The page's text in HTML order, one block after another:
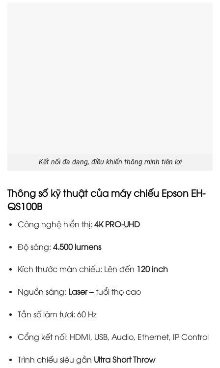
Kết nối đa dạng, điều khiển thông minh tiện lợi
Thông số kỹ thuật của máy chiếu Epson EH-
QS100B
Công nghệ hiển thị: 4K PRO-UHD
Độ sáng: 4.500 lumens
Kích thước màn chiếu: Lên đến 120 inch
Nguồn sáng: Laser– tuổi thọ cao
Tần số làm tươi: 60 Hz
Cổng kết nối: HDMI, USB, Audio, Ethernet, IP Control
Trình chiếu siêu gần Ultra Short Throw